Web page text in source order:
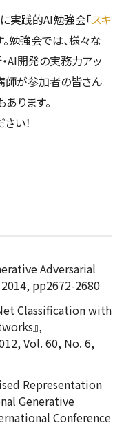
実践的AI勉強会「スキ
勉強会では、様々な
AI開発の実務力アッ
師が参加者の皆さん
ります。
い！
Adversarial
pp2672-2680
Classification with
』,
Vol. 60, No. 6,
Representation
Generative
Conference